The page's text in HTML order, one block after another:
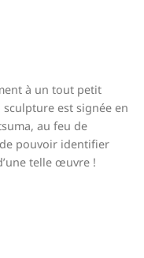
à un tout petit
est signée en
au feu de
de pouvoir identifier
telle œuvre !